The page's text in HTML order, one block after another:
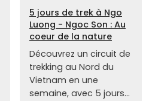
5 jours de trek à Ngo
Luong - Ngoc Son : Au
coeur de la nature
Découvrez un circuit de
trekking au Nord du
Vietnam en une
semaine, avec 5 jours...